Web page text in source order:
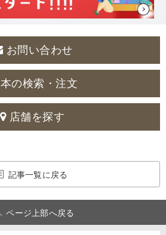
お問い合わせ
本の検索・注文
店舗を探す
記事一覧に戻る
ページ上部へ戻る